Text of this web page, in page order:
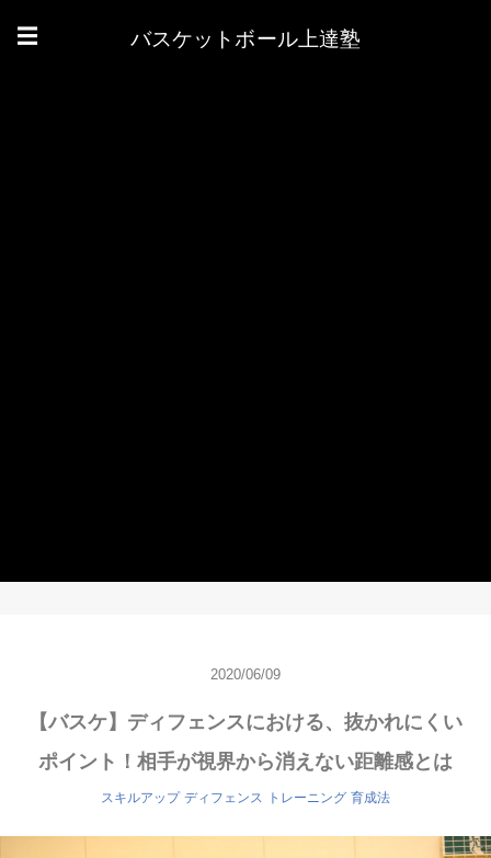
☰ バスケットボール上達塾
2020/06/09
【バスケ】ディフェンスにおける、抜かれにくい
ポイント！相手が視界から消えない距離感とは
スキルアップ ディフェンス トレーニング 育成法